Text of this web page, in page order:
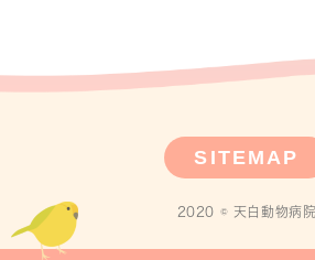
SITEMAP
2020 © 天白動物病院